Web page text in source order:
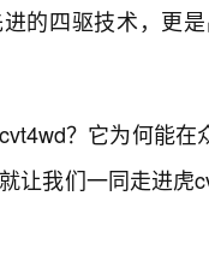
的四驱技术，更
？它为何能
让我们一同走进